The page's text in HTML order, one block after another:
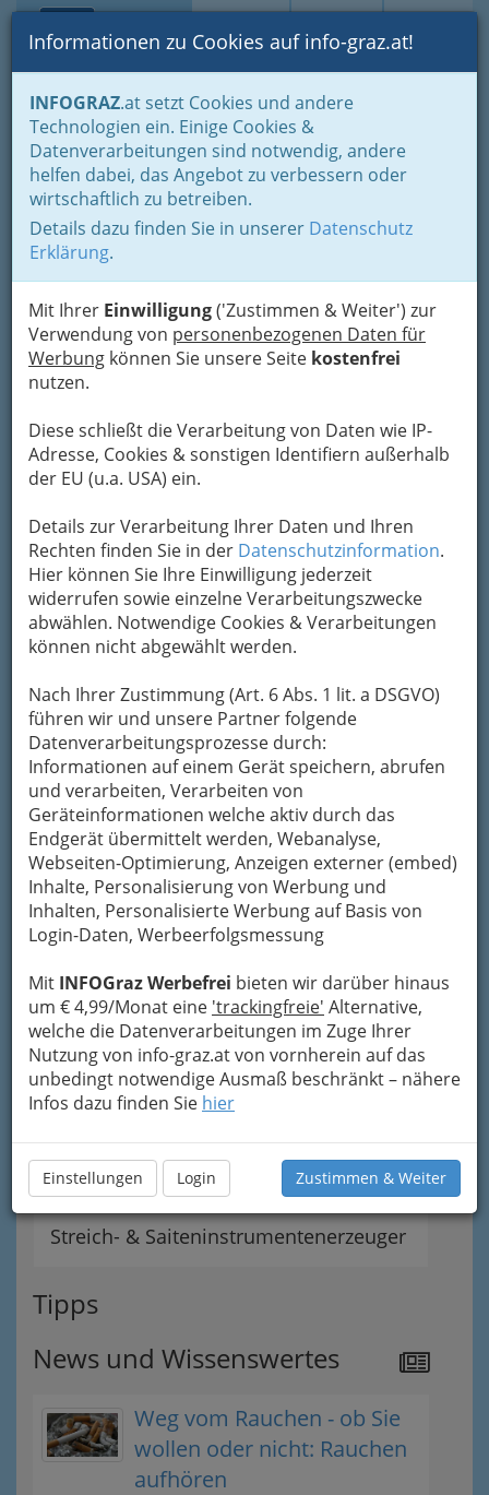
Suche Login Toggle
Informationen zu Cookies auf info-graz.at!
INFOGRAZ.at setzt Cookies und andere
Technologien ein. Einige Cookies &
Datenverarbeitungen sind notwendig, andere
helfen dabei, das Angebot zu verbessern oder
wirtschaftlich zu betreiben.
Details dazu finden Sie in unserer Datenschutz
Erklärung.
Mit Ihrer Einwilligung('Zustimmen & Weiter') zur
Verwendung von personenbezogenen Daten für
Werbung können Sie unsere Seite kostenfrei
nutzen.
Diese schließt die Verarbeitung von Daten wie IP-
Adresse, Cookies & sonstigen Identifiern außerhalb
der EU (u.a. USA) ein.
Details zur Verarbeitung Ihrer Daten und Ihren
Rechten finden Sie in der Datenschutzinformation.
Hier können Sie Ihre Einwilligung jederzeit
widerrufen sowie einzelne Verarbeitungszwecke
abwählen. Notwendige Cookies & Verarbeitungen
können nicht abgewählt werden.
Nach Ihrer Zustimmung (Art. 6 Abs. 1 lit. a DSGVO)
führen wir und unsere Partner folgende
Datenverarbeitungsprozesse durch:
Informationen auf einem Gerät speichern, abrufen
und verarbeiten, Verarbeiten von
Geräteinformationen welche aktiv durch das
Endgerät übermittelt werden, Webanalyse,
Webseiten-Optimierung, Anzeigen externer (embed)
Inhalte, Personalisierung von Werbung und
Inhalten, Personalisierte Werbung auf Basis von
Login-Daten, Werbeerfolgsmessung
Mit INFOGraz Werbefrei bieten wir darüber hinaus
um € 4,99/Monat eine 'trackingfreie' Alternative,
welche die Datenverarbeitungen im Zuge Ihrer
Nutzung von info-graz.at von vornherein auf das
unbedingt notwendige Ausmaß beschränkt – nähere
Infos dazu finden Sie hier
Einstellungen Login Zustimmen & Weiter
Home Branchen
Gewerbe, Handwerk, Banken
Gewerbe & Handwerk, Gliederung der WKO
Musikinstrumenten-Erzeuger
Musikinstrumentenerzeuger
So gliedert die WKO
Blechblasinstrumentenerzeuger
Fachvertretung der
Musikinstrumentenerzeuger
Harmonikamacher
Klaviermacher
Klavierstimmer
Schlaginstrumentenerzeuger
Streich- & Saiteninstrumentenerzeuger
Tipps
News und Wissenswertes
Weg vom Rauchen - ob Sie
wollen oder nicht: Rauchen
aufhören